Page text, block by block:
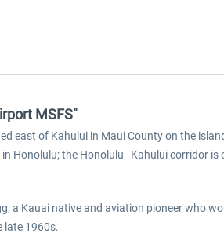
MSFS"
east of Kahului in Maui County on the
the Honolulu–Kahului corridor is
a Kauai native and aviation pioneer who
late 1960s.